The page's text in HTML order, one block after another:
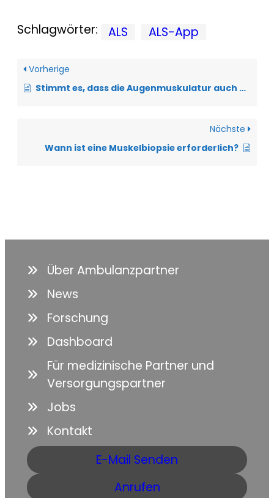
Schlagwörter: ALS ALS-App
Vorherige
Stimmt es, dass die Augenmuskulatur auch betroffen sein kann?
Nächste
Wann ist eine Muskelbiopsie erforderlich?
Über Ambulanzpartner
News
Forschung
Dashboard
Für medizinische Partner und
Versorgungspartner
Jobs
Kontakt
E-Mail Senden
Anrufen